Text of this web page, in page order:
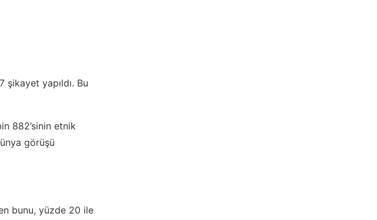
şikayet yapıldı. Bu
882’sinin etnik
görüşü
bunu, yüzde 20 ile